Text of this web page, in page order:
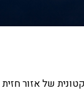
הארכיטקטונית